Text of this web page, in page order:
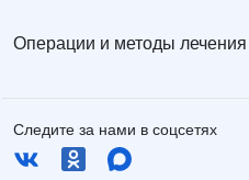
Операции и методы лечения
Следите за нами в соцсетях